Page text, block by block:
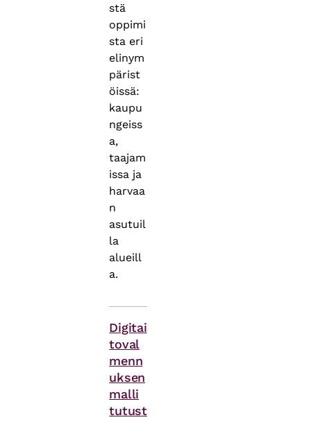
stä
oppimi
sta eri
elinym
pärist
öissä:
kaupu
ngeiss
a,
taajam
issa ja
harvaa
n
asutuil
la
alueill
a.
Digitai
toval
menn
uksen
malli
tutust